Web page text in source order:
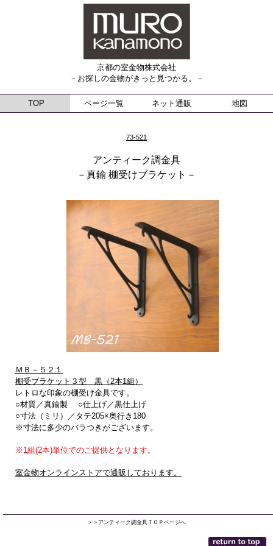
京都の室金物株式会社
－お探しの金物がきっと見つかる。－
TOP ページ一覧 ネット通販 地図
73-521
アンティーク調金具
－真鍮 棚受けブラケット－
ＭＢ－５２１
棚受ブラケット３型 黒（2本1組）
レトロな印象の棚受け金具です。
○材質／真鍮製 ○仕上げ／黒仕上げ
○寸法（ミリ）／タテ205×奥行き180
※寸法に多少のバラつきがございます。
※1組(2本)単位でのご提供となります。
室金物オンラインストアで通販しております。
＞＞アンティーク調金具ＴＯＰページへ